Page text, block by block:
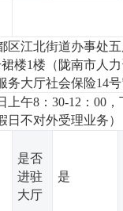
区江北街道办事处
楼1楼（陇南市人
务大厅社会保险14号
上午8：30-12：00，
日不对外受理业务）
是否
进驻
大厅
是